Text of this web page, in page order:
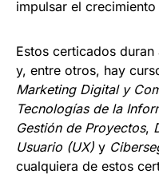
impulsar el
Estos certicados
y, entre otros, hay
Marketing Digital y
Tecnologías de la
Gestión de Proyectos,
Usuario (UX) y
cualquiera de estos